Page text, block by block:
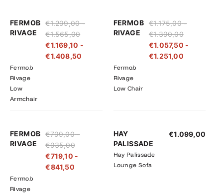
FERMOB
RIVAGE
Fermob
Rivage
Low
Armchair
€1.299,00 -
€1.565,00
€1.299,00
tot
€1.565,00
€1.169,10 -
€1.408,50
€1.169,10
€1.408,50
FERMOB
RIVAGE
Fermob
Rivage
Low Chair
€1.175,00 -
€1.390,00
€1.175,00
tot
€1.390,00
€1.057,50 -
€1.251,00
€1.057,50
tot
€1.251,00
FERMOB
RIVAGE
Fermob
Rivage
€799,00 -
€935,00
€799,00
tot
€935,00
€719,10 -
€841,50
€719,10
tot
€841,50
HAY
PALISSADE
Hay Palissade
Lounge Sofa
€1.099,00